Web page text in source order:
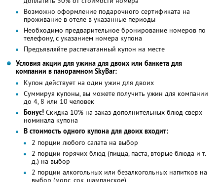
Возможно оформление подарочного сертификата на
проживание в отеле в указанные периоды
Необходимо предварительное бронирование номеров по
телефону, с указанием номера купона
Предъявляйте распечатанный купон на месте
Условия акции для ужина для двоих или банкета для
компании в панорамном SkyBаr:
Купон действует на один ужин для двоих
Суммируя купоны, вы можете получить ужин для компании
до 4, 8 или 10 человек
Бонус! Cкидка 10% на заказ дополнительных блюд сверх
номинала купона
В стоимость одного купона для двоих входит:
2 порции любого салата на выбор
2 порции горячих блюд (пицца, паста, вторые блюда и т.
д.) на выбор
2 порции алкогольных или безалкогольных напитков на
выбор (морс, сок, шампанское)